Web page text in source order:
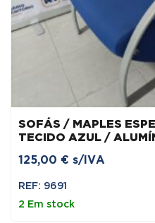
SOFÁS / MAPLES
TECIDO AZUL /
125,00 € s/IVA
REF: 9691
2 Em stock